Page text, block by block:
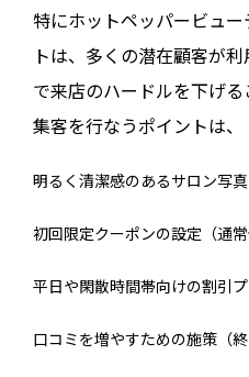
特にホットペッパービュ
トは、多くの潜在顧客が
で来店のハードルを下げる
集客を行なうポイントは、
明るく清潔感のあるサロン写
初回限定クーポンの設定（通
平日や閑散時間帯向けの割引
口コミを増やすための施策（終